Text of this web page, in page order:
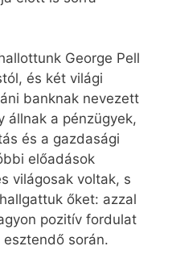
George Pell
és két világi
banknak nevezett
állnak a pénzügyek,
és a gazdasági
előadások
világosak voltak, s
őket: azzal
pozitív fordulat
során.